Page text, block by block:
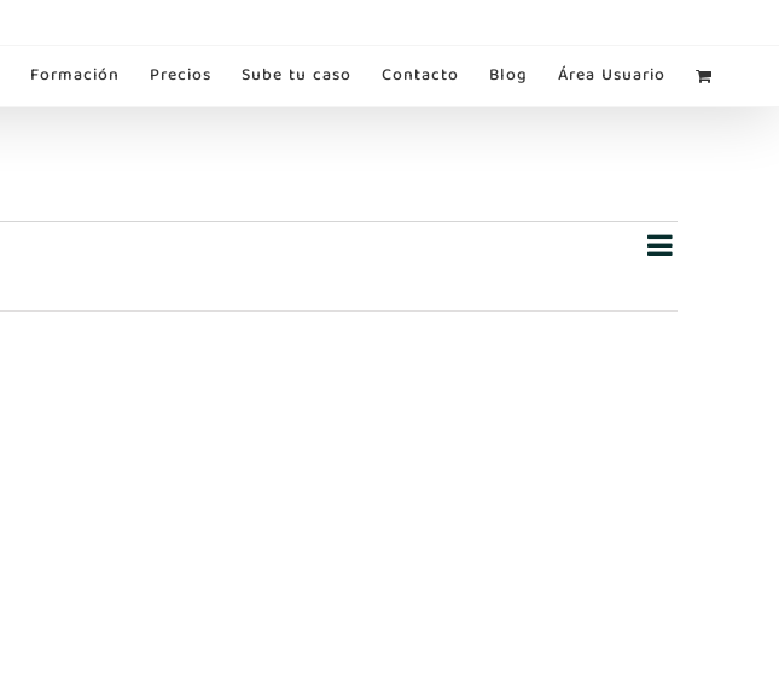
Formación Precios Sube tu caso Contacto Blog Área Usuario
Navegación
búsqueda
Buscar
de
Lista